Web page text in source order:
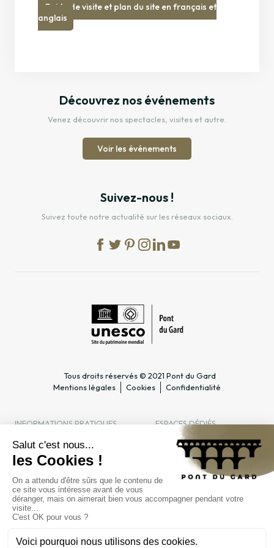
Guide de visite et plan du site en français et
anglais
Découvrez nos événements
Venez découvrir nos spectacles, visites et autre.
Voir les événements
Suivez-nous !
Suivez toute notre actualité sur les réseaux sociaux.
Tous droits réservés © 2021 Pont du Gard
Mentions légales
Cookies Confidentialité
INFORMATIONS PRATIQUES
Horaires
Accès
Tarifs & abonnements
Contact
FAQ
ESPACES DÉDIÉS
Professionnel du tourisme &
Groupe
Enseignant & Scolaire
Entreprise & CSE
L'ÉTABLISSEMENT PUBLIC
Gestion
Recrutement